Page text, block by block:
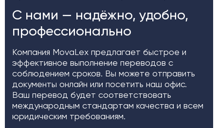
С нами — надёжно, удобно,
профессионально
Компания MovaLex предлагает быстрое и
эффективное выполнение переводов с
соблюдением сроков. Вы можете отправить
документы онлайн или посетить наш офис.
Ваш перевод будет соответствовать
международным стандартам качества и всем
юридическим требованиям.